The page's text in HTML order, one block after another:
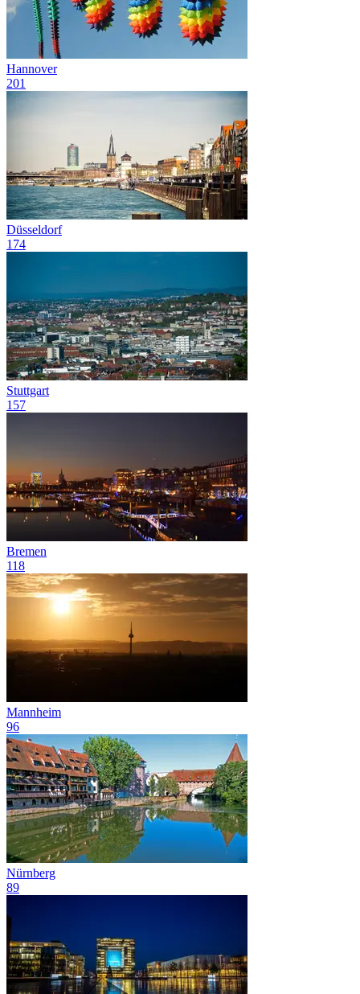
Hannover
201
Düsseldorf
174
Stuttgart
157
Bremen
118
Mannheim
96
Nürnberg
89